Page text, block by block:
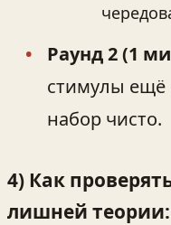
Раунд 2 (1
стимулы ещё
набор чисто.
4) Как
лишней теории: